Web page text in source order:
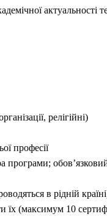
актуальності
релігійні)
професії
програми;
в рідній
їх (максимум 10